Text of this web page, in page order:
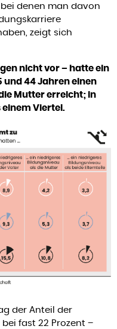
denen man davon
zeigt sich
nicht vor – hatte ein
und 44 Jahren einen
Mutter erreicht; in
einem Viertel.
der Anteil der
fast 22 Prozent –